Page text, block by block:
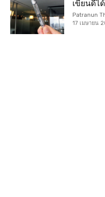
เขียนดีไ
Patranun
17 เมษายน